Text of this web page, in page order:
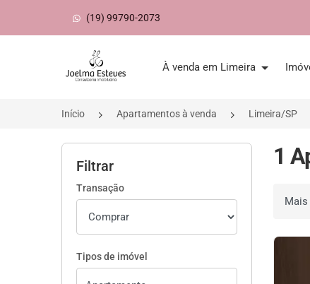
(19) 99790-2073
Página inicial
À venda em Limeira
Início Apartamentos à venda Limeira/SP
Filtrar
Transação
Tipos de imóvel
1